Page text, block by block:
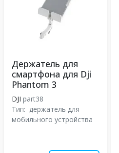
Держатель для
смартфона для Dji
Phantom 3
DJI part38
Тип: держатель для
мобильного устройства